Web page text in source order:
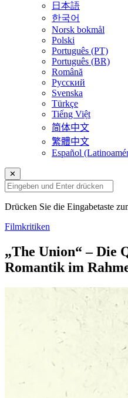
日本語
한국어
Norsk bokmål
Polski
Português (PT)
Português (BR)
Română
Русский
Svenska
Türkçe
Tiếng Việt
简体中文
繁體中文
Español
✕
Drücken Sie die Eingabetaste
Filmkritiken
„The Union“ – Die
Romantik im